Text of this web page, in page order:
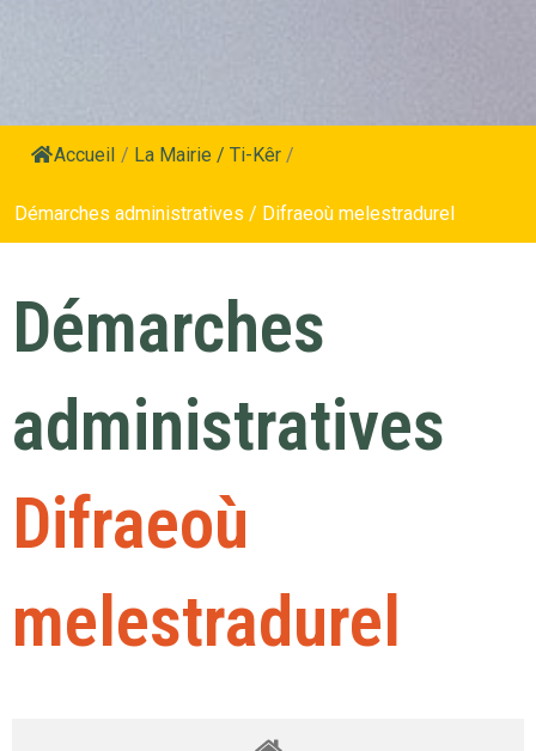
Accueil / La Mairie / Ti-Kêr /
Démarches administratives / Difraeoù melestradurel
Démarches
administratives
Difraeoù
melestradurel